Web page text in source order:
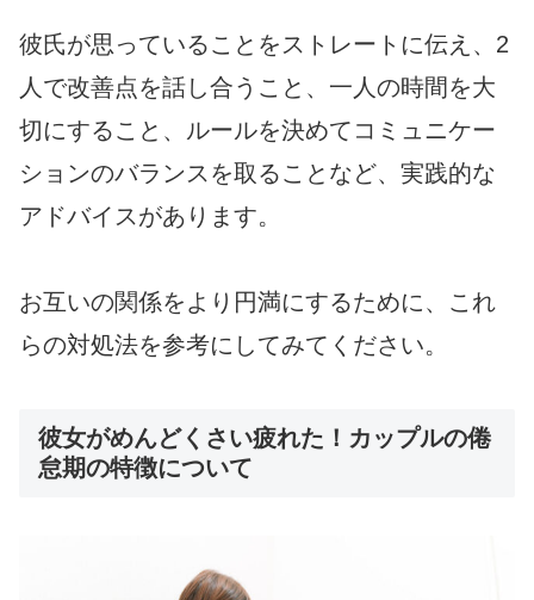
彼氏が思っていることをストレートに伝え、2
人で改善点を話し合うこと、一人の時間を大
切にすること、ルールを決めてコミュニケー
ションのバランスを取ることなど、実践的な
アドバイスがあります。
お互いの関係をより円満にするために、これ
らの対処法を参考にしてみてください。
彼女がめんどくさい疲れた！カップルの倦
怠期の特徴について